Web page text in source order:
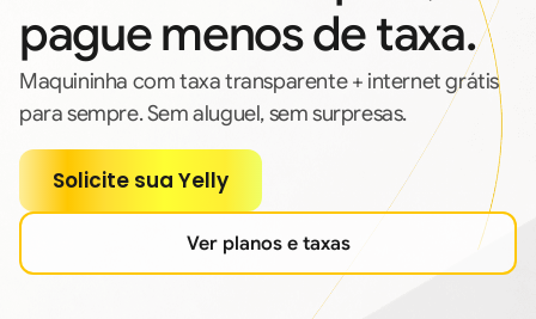
pague menos de taxa.
Maquininha com taxa transparente + internet grátis
para sempre. Sem aluguel, sem surpresas.
Solicite sua Yelly
Ver planos e taxas